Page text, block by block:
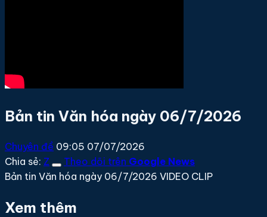
Bản tin Văn hóa ngày 06/7/2026
Chuyên đề 09:05 07/07/2026
Chia sẻ: Z Theo dõi trên Google News
Bản tin Văn hóa ngày 06/7/2026 VIDEO CLIP
Xem thêm